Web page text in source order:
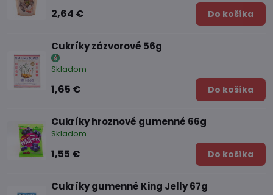
2,64 € Do košíka
Cukríky zázvorové 56g
Skladom
1,65 € Do košíka
Cukríky hroznové gumenné 66g
Skladom
1,55 € Do košíka
Cukríky gumenné King Jelly 67g